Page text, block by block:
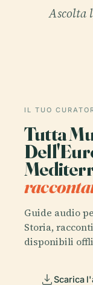
Ascolta
IL TUO
Tutta
Guide audio
Storia,
disponibili
Scarica